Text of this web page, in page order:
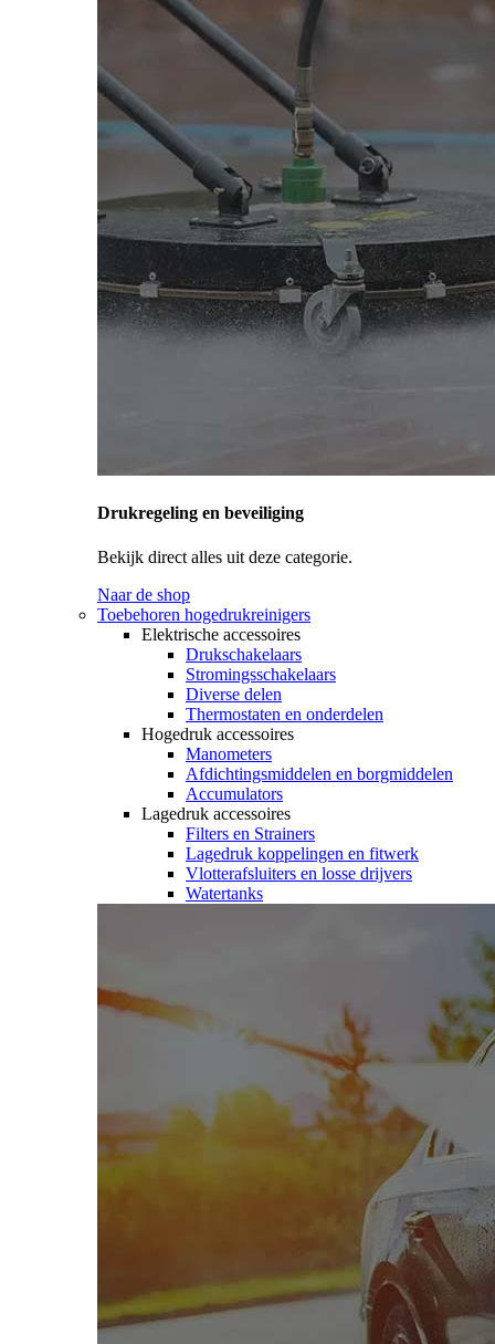
Drukregeling en beveiliging
Bekijk direct alles uit deze categorie.
Naar de shop
Toebehoren hogedrukreinigers
Elektrische accessoires
Drukschakelaars
Stromingsschakelaars
Diverse delen
Thermostaten en onderdelen
Hogedruk accessoires
Manometers
Afdichtingsmiddelen en borgmiddelen
Accumulators
Lagedruk accessoires
Filters en Strainers
Lagedruk koppelingen en fitwerk
Vlotterafsluiters en losse drijvers
Watertanks